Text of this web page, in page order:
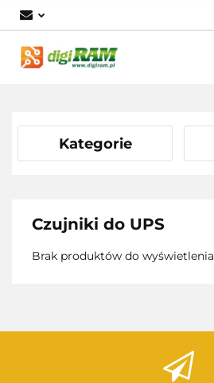
Kategorie
Czujniki do UPS
Brak produktów do wyświetlenia